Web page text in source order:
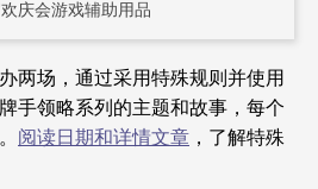
庆会游戏辅助用品
两场，通过采用特殊规则并使用
手领略系列的主题和故事，每个
阅读日期和详情文章 ，了解特殊